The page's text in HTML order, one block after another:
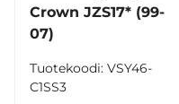
Crown JZS17* (99-
07)
Tuotekoodi: VSY46-
C1SS3